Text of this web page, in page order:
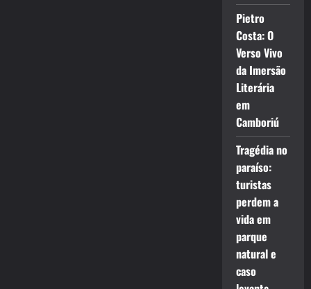
Pietro
Costa: O
Verso Vivo
da Imersão
Literária
em
Camboriú
Tragédia no
paraíso:
turistas
perdem a
vida em
parque
natural e
caso